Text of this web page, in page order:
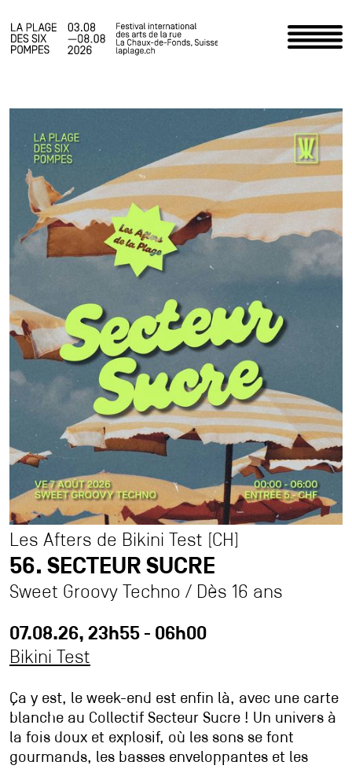
Accueil
Programme
Infos pratiques
Actualités
Le Festival
Espace staff
Photos
Partenaires
Contact
Accessibilité
Accueil pro
Accueil presse
Durabilité et éthique à La Plage
Association Agora
Association des Ami·es de La Plage
Inscription à la newsletter
Les Afters de Bikini Test [CH]
56. SECTEUR SUCRE
Sweet Groovy Techno / Dès 16 ans
07.08.26, 23h55 - 06h00
Bikini Test
Ça y est, le week-end est enfin là, avec une carte
blanche au Collectif Secteur Sucre ! Un univers à
la fois doux et explosif, où les sons se font
gourmands, les basses enveloppantes et les